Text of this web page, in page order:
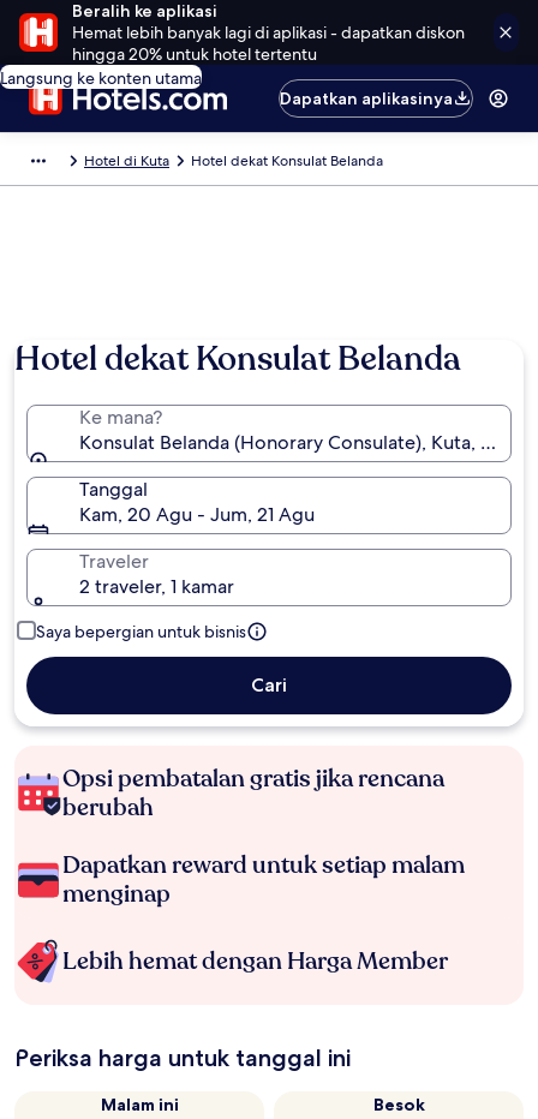
Beralih ke aplikasi
Hemat lebih banyak lagi di aplikasi - dapatkan diskon
hingga 20% untuk hotel tertentu
Langsung ke konten utama
Dapatkan aplikasinya
Hotel di Kuta Hotel dekat Konsulat Belanda
Hotel dekat Konsulat Belanda
Ke mana?
Konsulat Belanda (Honorary Consulate), Kuta, Bali,
Tanggal
Kam, 20 Agu - Jum, 21 Agu
Traveler
2 traveler, 1 kamar
Saya bepergian untuk bisnis
Cari
Opsi pembatalan gratis jika rencana
berubah
Dapatkan reward untuk setiap malam
menginap
Lebih hemat dengan Harga Member
Periksa harga untuk tanggal ini
Malam ini
Besok